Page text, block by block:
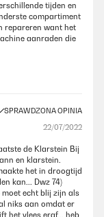
tijden en
compartiment
repareren want het
aanraden die
SPRAWDZONA OPINIA
22/07/2022
de Klarstein Bij
en klarstein.
het in droogtijd
kan... Dwz 74)
echt blij zijn als
niks aan omdat er
het vlees eraf... heb